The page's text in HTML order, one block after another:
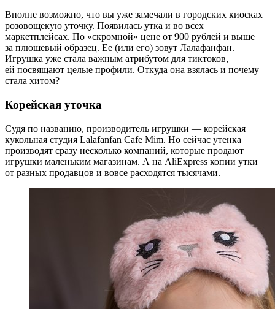
Вполне возможно, что вы уже замечали в городских киосках
розовощекую уточку. Появилась утка и во всех
маркетплейсах. По «скромной» цене от 900 рублей и выше
за плюшевый образец. Ее (или его) зовут Лалафанфан.
Игрушка уже стала важным атрибутом для тиктоков,
ей посвящают целые профили. Откуда она взялась и почему
стала хитом?
Корейская уточка
Судя по названию, производитель игрушки — корейская
кукольная студия Lalafanfan Cafe Mim. Но сейчас утенка
производят сразу несколько компаний, которые продают
игрушки маленьким магазинам. А на AliExpress копии утки
от разных продавцов и вовсе расходятся тысячами.